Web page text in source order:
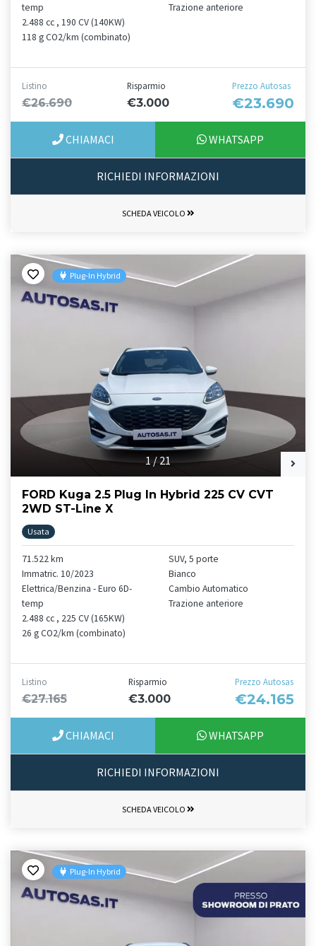
temp
2.488 cc , 190 CV (140KW)
118 g CO2/km (combinato)
Trazione anteriore
Listino
€26.690
Risparmio
€3.000
Prezzo Autosas
€23.690
CHIAMACI WHATSAPP
RICHIEDI INFORMAZIONI
SCHEDA VEICOLO
1/21
Plug-In Hybrid
FORD Kuga 2.5 Plug In Hybrid 225 CV CVT
2WD ST-Line X
Usata
71.522 km
Immatric. 10/2023
Elettrica/Benzina - Euro 6D-
temp
2.488 cc , 225 CV (165KW)
26 g CO2/km (combinato)
SUV, 5 porte
Bianco
Cambio Automatico
Trazione anteriore
Listino
€27.165
Risparmio
€3.000
Prezzo Autosas
€24.165
CHIAMACI WHATSAPP
RICHIEDI INFORMAZIONI
SCHEDA VEICOLO
Plug-In Hybrid